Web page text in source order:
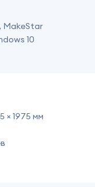
MakeStar
10
× 1975 мм